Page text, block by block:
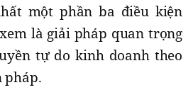
một phần ba điều kiện
là giải pháp quan trọng
tự do kinh doanh theo
pháp.